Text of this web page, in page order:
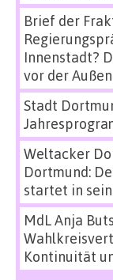
Brief der
Innenstadt?
vor der
Stadt
Weltacker
Dortmund:
startet in
MdL Anja
Kontinuität